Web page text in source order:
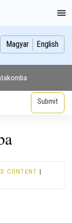
Magyar English
CONTENT |